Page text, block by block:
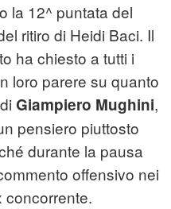
la 12^ puntata del
ritiro di Heidi Baci. Il
ha chiesto a tutti i
loro parere su quanto
Giampiero Mughini,
pensiero piuttosto
durante la pausa
offensivo nei
concorrente.